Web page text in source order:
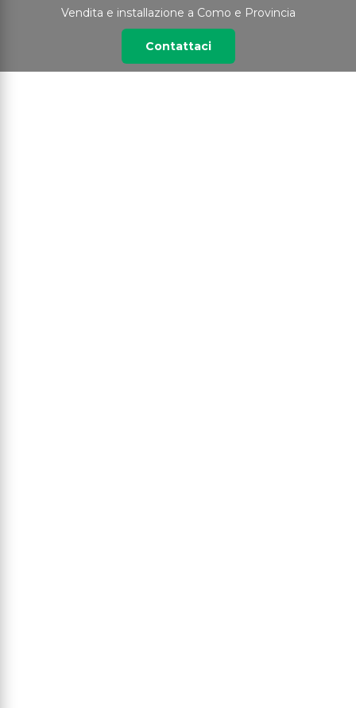
Vendita e installazione a Como e Provincia
Contattaci